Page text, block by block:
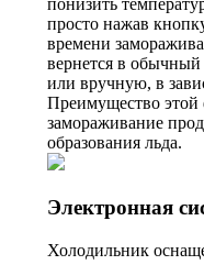
понизить
просто нажав
времени
вернется в
или вручную, в
Преимущество этой
замораживание
образования льда.
Электронная
Холодильник